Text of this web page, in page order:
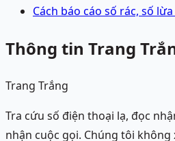
Cách báo cáo số rác, số
Thông tin Trang
Trang Trắng
Tra cứu số điện thoại lạ, đọc
nhận cuộc gọi. Chúng tôi